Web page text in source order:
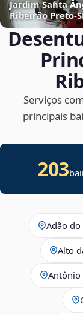
Jardim Santa
Ribeirão
Serviços
principais
203
Adão do
Alto
Antônio